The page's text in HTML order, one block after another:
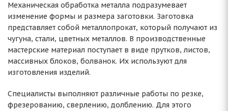
Механическая обработка металла подразумевает
изменение формы и размера заготовки. Заготовка
представляет собой металлопрокат, который получают из
чугуна, стали, цветных металлов. В производственные
мастерские материал поступает в виде прутков, листов,
массивных блоков, болванок. Их используют для
изготовления изделий.
Специалисты выполняют различные работы по резке,
фрезерованию, сверлению, долблению. Для этого